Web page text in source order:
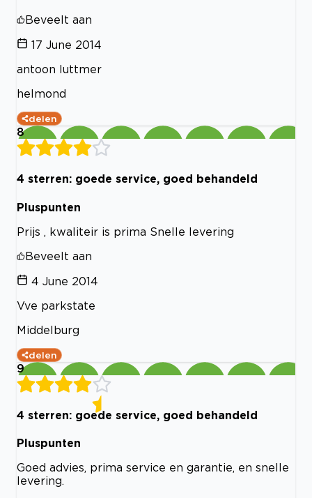
Beveelt aan
17 June 2014
antoon luttmer
helmond
delen
8
4 sterren: goede service, goed behandeld
Pluspunten
Prijs , kwaliteir is prima Snelle levering
Beveelt aan
4 June 2014
Vve parkstate
Middelburg
delen
9
4 sterren: goede service, goed behandeld
Pluspunten
Goed advies, prima service en garantie, en snelle
levering.